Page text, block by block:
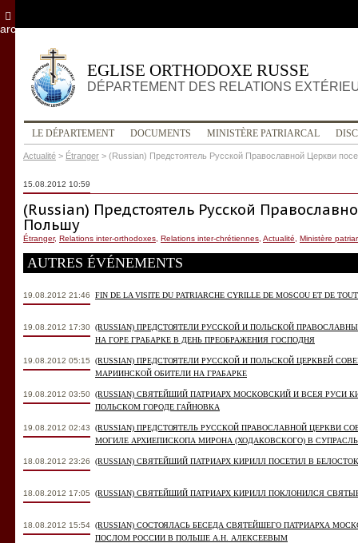
EGLISE ORTHODOXE RUSSE
DÉPARTEMENT DES RELATIONS
LE DÉPARTEMENT DOCUMENTS MINISTÈRE PATRIARCAL
Actualité > Étranger > (Russian) Предстоятель Русской Православной Церкви
15.08.2012 10:59
(Russian) Предстоятель Русской
Польшу
Étranger, Relations inter-orthodoxes Relations inter-chrétiennes Actualité Ministère
AUTRES ÉVÉNEMENTS
19.08.2012 21:46 FIN DE LA VISITE DU PATRIARCHE CYRILLE DE MOSCOU ET DE
19.08.2012 17:30 (RUSSIAN) ПРЕДСТОЯТЕЛИ РУССКОЙ И ПОЛЬСКОЙ
НА ГОРЕ ГРАБАРКЕ В ДЕНЬ ПРЕОБРАЖЕНИЯ ГОСПОДНЯ
19.08.2012 05:15
(RUSSIAN) ПРЕДСТОЯТЕЛИ РУССКОЙ И ПОЛЬСКОЙ ЦЕРКВЕЙ
МАРИИНСКОЙ ОБИТЕЛИ НА ГРАБАРКЕ
19.08.2012 03:50 (RUSSIAN) СВЯТЕЙШИЙ ПАТРИАРХ МОСКОВСКИЙ И ВСЕЯ РУСИ
ПОЛЬСКОМ ГОРОДЕ ГАЙНОВКА
19.08.2012 02:43
(RUSSIAN) ПРЕДСТОЯТЕЛЬ РУССКОЙ ПРАВОСЛАВНОЙ ЦЕРКВИ
МОГИЛЕ АРХИЕПИСКОПА МИРОНА (ХОДАКОВСКОГО) В
18.08.2012 23:26 (RUSSIAN) СВЯТЕЙШИЙ ПАТРИАРХ КИРИЛЛ ПОСЕТИЛ В
18.08.2012 17:05 (RUSSIAN) СВЯТЕЙШИЙ ПАТРИАРХ КИРИЛЛ ПОКЛОНИЛСЯ
18.08.2012 15:54 (RUSSIAN) СОСТОЯЛАСЬ БЕСЕДА СВЯТЕЙШЕГО ПАТРИАРХА
ПОСЛОМ РОССИИ В ПОЛЬШЕ А.Н. АЛЕКСЕЕВЫМ
archives